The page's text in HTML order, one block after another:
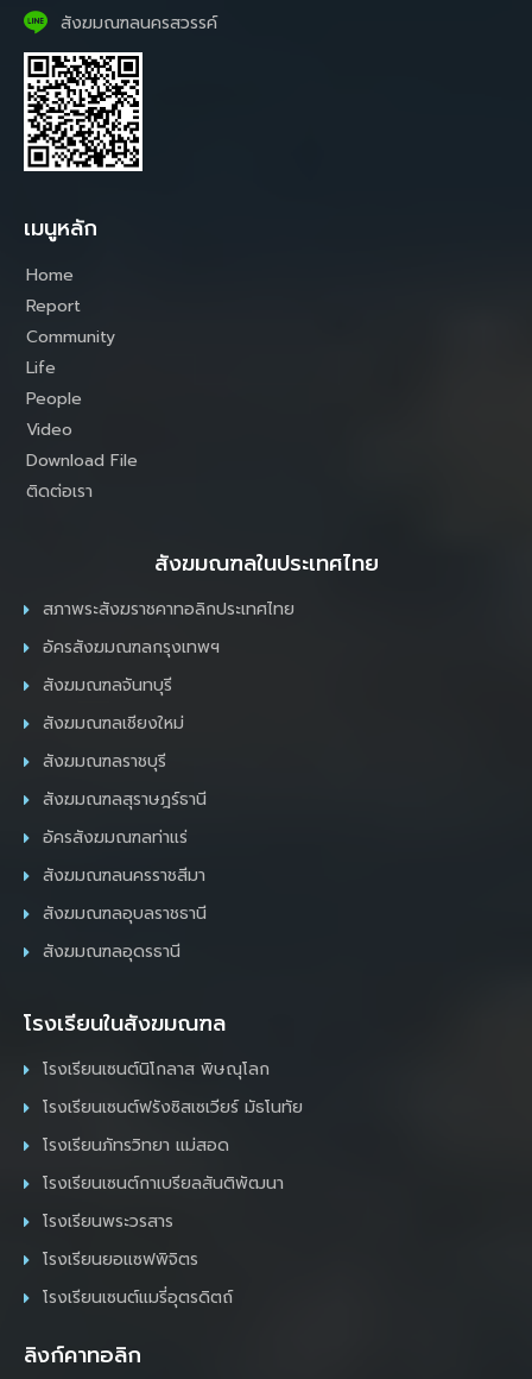
สังฆมณฑลนครสวรรค์
เมนูหลัก
Home
Report
Community
Life
People
Video
Download File
ติดต่อเรา
สังฆมณฑลในประเทศไทย
สภาพระสังฆราชคาทอลิกประเทศไทย
อัครสังฆมณฑลกรุงเทพฯ
สังฆมณฑลจันทบุรี
สังฆมณฑลเชียงใหม่
สังฆมณฑลราชบุรี
สังฆมณฑลสุราษฎร์ธานี
อัครสังฆมณฑลท่าแร่
สังฆมณฑลนครราชสีมา
สังฆมณฑลอุบลราชธานี
สังฆมณฑลอุดรธานี
โรงเรียนในสังฆมณฑล
โรงเรียนเซนต์นิโกลาส พิษณุโลก
โรงเรียนเซนต์ฟรังซิสเซเวียร์ มัธโนทัย
โรงเรียนภัทรวิทยา แม่สอด
โรงเรียนเซนต์กาเบรียลสันติพัฒนา
โรงเรียนพระวรสาร
โรงเรียนยอแซฟพิจิตร
โรงเรียนเซนต์แมรี่อุตรดิตถ์
ลิงก์คาทอลิก